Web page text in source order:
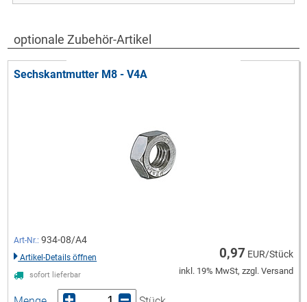
optionale Zubehör-Artikel
Sechskantmutter M8 - V4A
Art-Nr.: 934-08/A4
Artikel-Details öffnen
sofort lieferbar
0,97 EUR/Stück
inkl. 19% MwSt, zzgl. Versand